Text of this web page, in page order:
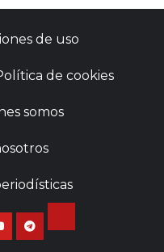
de uso
de cookies
somos